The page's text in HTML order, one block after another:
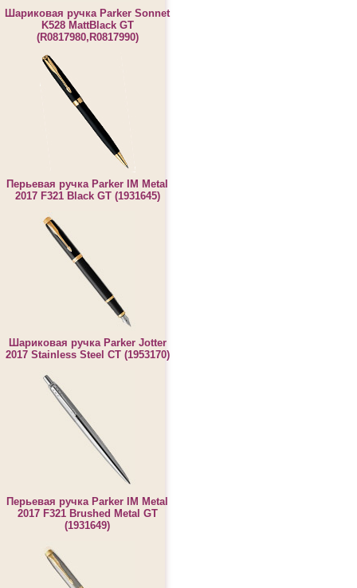
Шариковая ручка Parker Sonnet
K528 MattBlack GT
(R0817980,R0817990)
Перьевая ручка Parker IM Metal
2017 F321 Black GT (1931645)
Шариковая ручка Parker Jotter
2017 Stainless Steel CT (1953170)
Перьевая ручка Parker IM Metal
2017 F321 Brushed Metal GT
(1931649)